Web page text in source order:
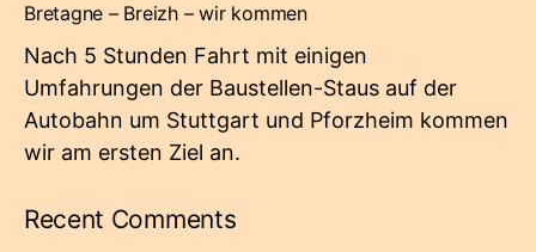
Bretagne – Breizh – wir kommen
Nach 5 Stunden Fahrt mit einigen
Umfahrungen der Baustellen-Staus auf der
Autobahn um Stuttgart und Pforzheim kommen
wir am ersten Ziel an.
Recent Comments